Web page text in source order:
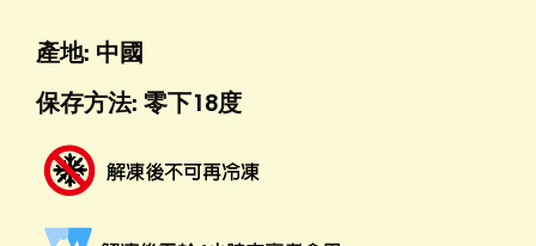
產地: 中國
保存方法: 零下18度